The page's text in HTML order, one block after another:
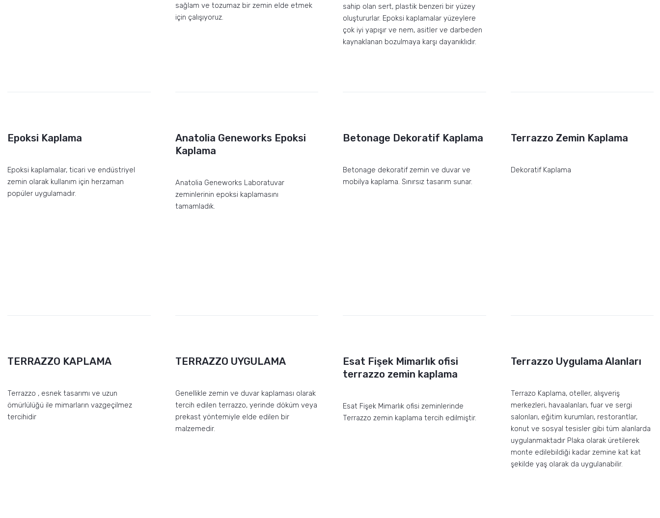
sağlam ve tozumaz bir zemin elde etmek
için çalışıyoruz.
sahip olan sert, plastik benzeri bir yüzey
oluştururlar. Epoksi kaplamalar yüzeylere
çok iyi yapışır ve nem, asitler ve darbeden
kaynaklanan bozulmaya karşı dayanıklıdır.
Epoksi Kaplama
Epoksi kaplamalar, ticari ve endüstriyel
zemin olarak kullanım için herzaman
popüler uygulamadır.
Anatolia Geneworks Epoksi
Kaplama
Anatolia Geneworks Laboratuvar
zeminlerinin epoksi kaplamasını
tamamladık.
Betonage Dekoratif Kaplama
Betonage dekoratif zemin ve duvar ve
mobilya kaplama. Sınırsız tasarım sunar.
Terrazzo Zemin Kaplama
Dekoratif Kaplama
TERRAZZO KAPLAMA
Terrazzo , esnek tasarımı ve uzun
ömürlülüğü ile mimarların vazgeçilmez
tercihidir
TERRAZZO UYGULAMA
Genellikle zemin ve duvar kaplaması olarak
tercih edilen terrazzo, yerinde döküm veya
prekast yöntemiyle elde edilen bir
malzemedir.
Esat Fişek Mimarlık ofisi
terrazzo zemin kaplama
Esat Fişek Mimarlık ofisi zeminlerinde
Terrazzo zemin kaplama tercih edilmiştir.
Terrazzo Uygulama Alanları
Terrazo Kaplama, oteller, alışveriş
merkezleri, havaalanları, fuar ve sergi
salonları, eğitim kurumları, restorantlar,
konut ve sosyal tesisler gibi tüm alanlarda
uygulanmaktadır Plaka olarak üretilerek
monte edilebildiği kadar zemine kat kat
şekilde yaş olarak da uygulanabilir.